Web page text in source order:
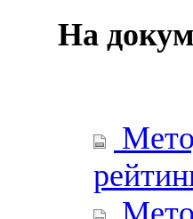
На